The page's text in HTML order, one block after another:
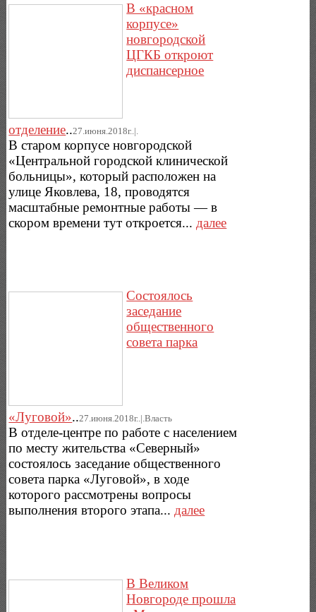
В «красном
корпусе»
новгородской
ЦГКБ откроют
диспансерное
отделение..27.июня.2018г..|.
В старом корпусе новгородской
«Центральной городской клинической
больницы», который расположен на
улице Яковлева, 18, проводятся
масштабные ремонтные работы — в
скором времени тут откроется... далее
Состоялось
заседание
общественного
совета парка
«Луговой»..27.июня.2018г..|.Власть
В отделе-центре по работе с населением
по месту жительства «Северный»
состоялось заседание общественного
совета парка «Луговой», в ходе
которого рассмотрены вопросы
выполнения второго этапа...далее
В Великом
Новгороде прошла